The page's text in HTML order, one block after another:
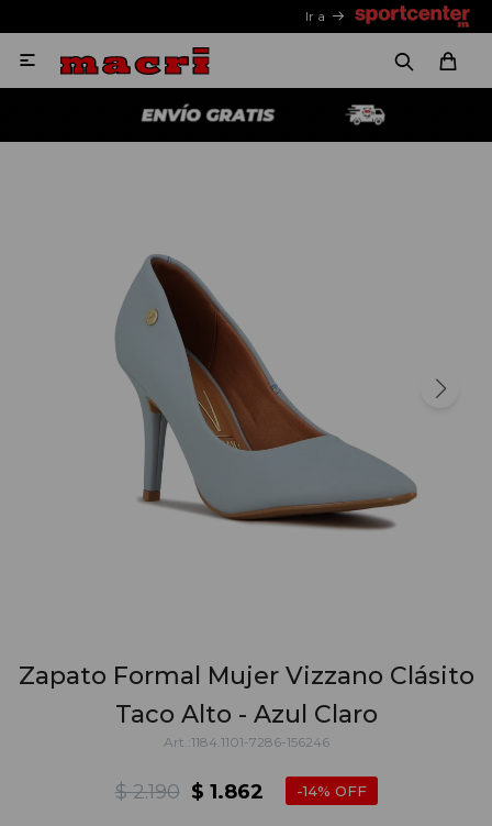
Ir a

Zapato Formal Mujer Vizzano Clásito
Taco Alto - Azul Claro
1184.1101-7286-156246
$ 1.862
$ 2.190 14